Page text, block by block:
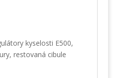
kyselosti E500,
restovaná cibule